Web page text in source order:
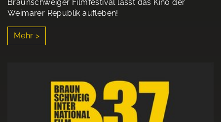
Braunschweiger Filmfestival lässt das Kino der
Weimarer Republik aufleben!
Mehr >